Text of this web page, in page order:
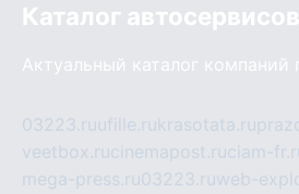
Каталог
Актуальный каталог компаний
03223.ruufille.rukrasotata.ru
veetbox.rucinemapost.ruciam-
mega-press.ru03223.ruweb-